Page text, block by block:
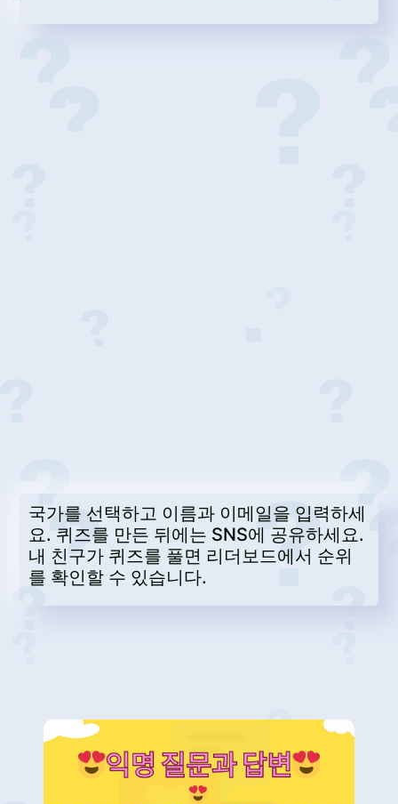
국가를 선택하고 이름과 이메일을 입력하세
요. 퀴즈를 만든 뒤에는 SNS에 공유하세요.
내 친구가 퀴즈를 풀면 리더보드에서 순위
를 확인할 수 있습니다.